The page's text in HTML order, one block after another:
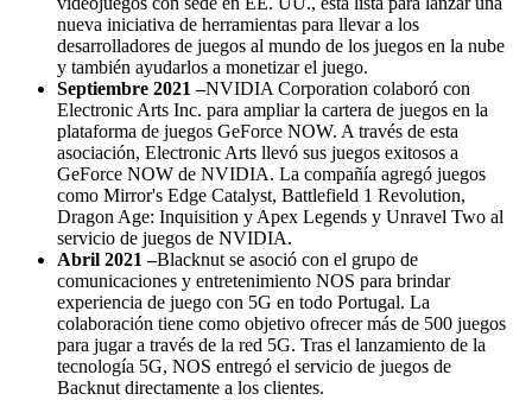
nueva iniciativa de herramientas para llevar a los
desarrolladores de juegos al mundo de los juegos en la nube
y también ayudarlos a monetizar el juego.
Septiembre 2021 –NVIDIA Corporation colaboró ​​con
Electronic Arts Inc. para ampliar la cartera de juegos en la
plataforma de juegos GeForce NOW. A través de esta
asociación, Electronic Arts llevó sus juegos exitosos a
GeForce NOW de NVIDIA. La compañía agregó juegos
como Mirror's Edge Catalyst, Battlefield 1 Revolution,
Dragon Age: Inquisition y Apex Legends y Unravel Two al
servicio de juegos de NVIDIA.
Abril 2021 –Blacknut se asoció con el grupo de
comunicaciones y entretenimiento NOS para brindar
experiencia de juego con 5G en todo Portugal. La
colaboración tiene como objetivo ofrecer más de 500 juegos
para jugar a través de la red 5G. Tras el lanzamiento de la
tecnología 5G, NOS entregó el servicio de juegos de
Backnut directamente a los clientes.